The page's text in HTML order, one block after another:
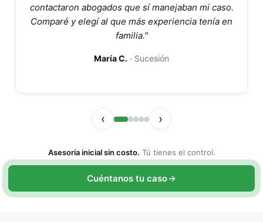
contactaron abogados que sí manejaban mi caso.
Comparé y elegí al que más experiencia tenía en
familia."
María C. · Sucesión
‹ ›
Asesoría inicial sin costo. Tú tienes el control.
Cuéntanos tu caso